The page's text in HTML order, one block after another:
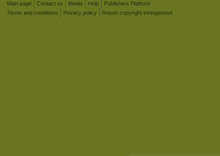
Main page Contact us Media Help
Publishers Platform
Terms and conditions
Privacy policy Report copyright infringement